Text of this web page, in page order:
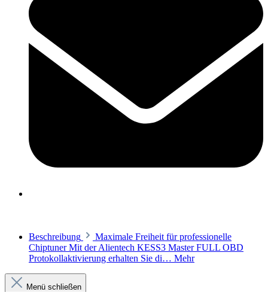
Beschreibung
Maximale Freiheit für professionelle
Chiptuner Mit der Alientech KESS3 Master FULL OBD
Protokollaktivierung erhalten Sie di… Mehr
Menü schließen